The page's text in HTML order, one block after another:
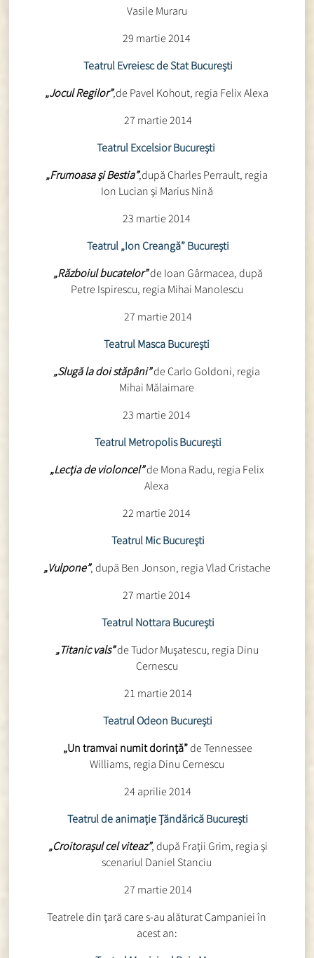
Vasile Muraru
29 martie 2014
Teatrul Evreiesc de Stat Bucureşti
„Jocul Regilor”,de Pavel Kohout, regia Felix Alexa
27 martie 2014
Teatrul Excelsior Bucureşti
„Frumoasa şi Bestia”,după Charles Perrault, regia
Ion Lucian şi Marius Nină
23 martie 2014
Teatrul „Ion Creangă” Bucureşti
„Războiul bucatelor”de Ioan Gârmacea, după
Petre Ispirescu, regia Mihai Manolescu
27 martie 2014
Teatrul Masca Bucureşti
„Slugă la doi stăpâni”de Carlo Goldoni, regia
Mihai Mălaimare
23 martie 2014
Teatrul Metropolis Bucureşti
„Lecţia de violoncel”de Mona Radu, regia Felix
Alexa
22 martie 2014
Teatrul Mic Bucureşti
„Vulpone”, după Ben Jonson, regia Vlad Cristache
27 martie 2014
Teatrul Nottara Bucureşti
„Titanic vals”de Tudor Muşatescu, regia Dinu
Cernescu
21 martie 2014
Teatrul Odeon Bucureşti
„Un tramvai numit dorinţă”de Tennessee
Williams, regia Dinu Cernescu
24 aprilie 2014
Teatrul de animaţie Ţăndărică Bucureşti
„Croitoraşul cel viteaz”, după Fraţii Grim, regia şi
scenariul Daniel Stanciu
27 martie 2014
Teatrele din ţară care s-au alăturat Campaniei în
acest an: